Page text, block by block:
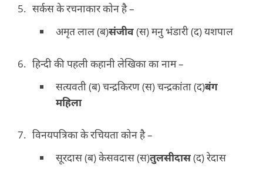
सर्कस के रचनाकार कोन है –
अमृत लाल (ब)संजीव(स) मनु भंडारी (द) यशपाल
हिन्दी की पहली कहानी लेखिका का नाम –
सत्यवती (ब) चन्द्रकिरण (स) चन्द्रकांता (द)बंग
महिला
विनयपत्रिका के रचियता कोन है –
सूरदास (ब) केसवदास (स)तुलसीदास(द) रेदास